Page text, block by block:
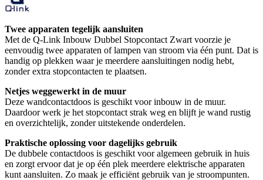
Twee apparaten tegelijk aansluiten
Met de Q-Link Inbouw Dubbel Stopcontact Zwart voorzie je
eenvoudig twee apparaten of lampen van stroom via één punt. Dat is
handig op plekken waar je meerdere aansluitingen nodig hebt,
zonder extra stopcontacten te plaatsen.
Netjes weggewerkt in de muur
Deze wandcontactdoos is geschikt voor inbouw in de muur.
Daardoor werk je het stopcontact strak weg en blijft je wand rustig
en overzichtelijk, zonder uitstekende onderdelen.
Praktische oplossing voor dagelijks gebruik
De dubbele contactdoos is geschikt voor algemeen gebruik in huis
en zorgt ervoor dat je op één plek meerdere elektrische apparaten
kunt aansluiten. Zo maak je efficiënt gebruik van je stroompunten.